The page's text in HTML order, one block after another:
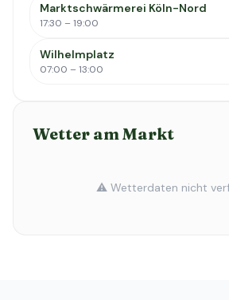
Marktschwärmerei Köln-Nord
17:30 – 19:00
Wilhelmplatz
07:00 – 13:00
Wetter am Markt
⚠️ Wetterdaten nicht